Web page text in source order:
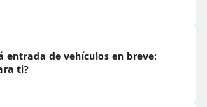
entrada de vehículos en breve:
ti?